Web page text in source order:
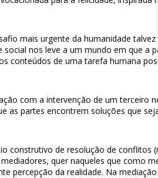
mais urgente da humanidade
nos leve a um mundo em que a
conteúdos de uma tarefa humana
com a intervenção de um terceiro
as partes encontrem soluções que
construtivo de resolução de conflitos
quer naqueles que como
percepção da realidade. Na